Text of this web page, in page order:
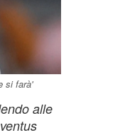
si farà'
alle